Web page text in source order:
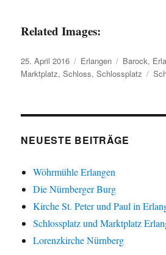
Related Images:
Veröffentlicht
am
25. April 2016 Kategorien
Erlangen Barock,
Marktplatz,Schloss,Schlossplatz
NEUESTE BEITRÄGE
Wöhrmühle Erlangen
Die Nürnberger Burg
Kirche St. Peter und Paul in
Schlossplatz und Marktplatz
Lorenzkirche Nürnberg